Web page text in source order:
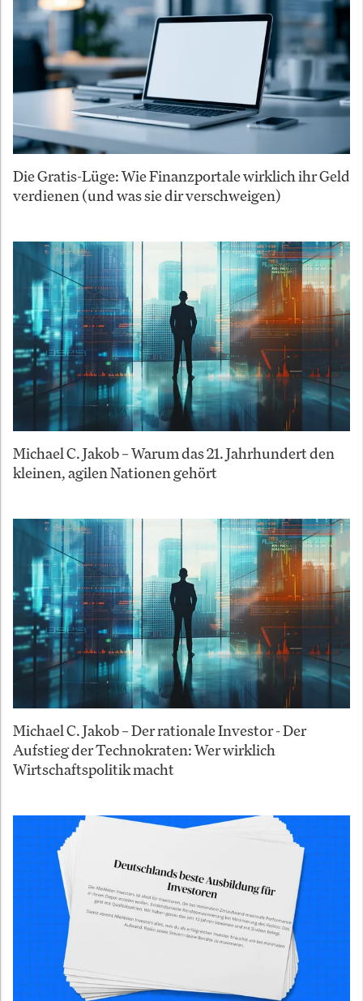
Die Gratis-Lüge: Wie Finanzportale wirklich ihr Geld
verdienen (und was sie dir verschweigen)
Michael C. Jakob – Warum das 21. Jahrhundert den
kleinen, agilen Nationen gehört
Michael C. Jakob – Der rationale Investor - Der
Aufstieg der Technokraten: Wer wirklich
Wirtschaftspolitik macht